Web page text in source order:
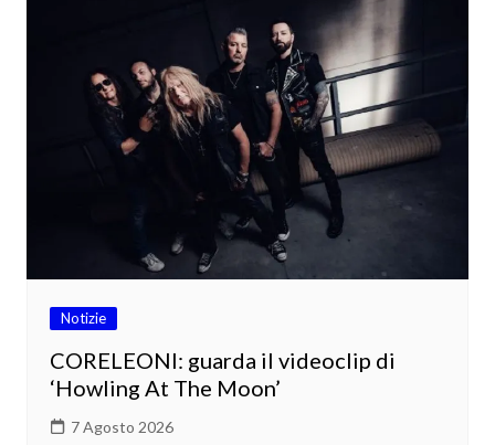
Notizie
CORELEONI: guarda il videoclip di
‘Howling At The Moon’
7 Agosto 2026